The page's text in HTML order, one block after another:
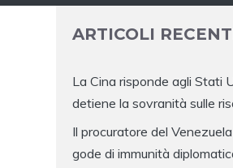
ARTICOLI
La Cina risponde agli Stati
detiene la sovranità sulle
Il procuratore del
gode di immunità